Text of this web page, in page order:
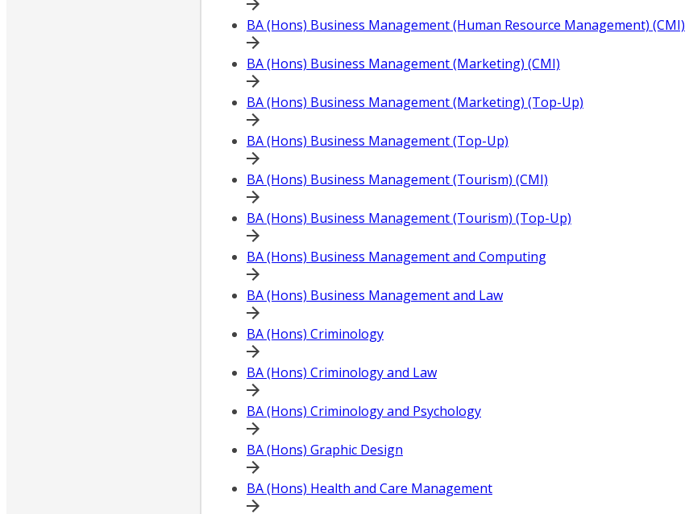
BA (Hons) Business Management (Human Resource Management) (CMI)
BA (Hons) Business Management (Marketing) (CMI)
BA (Hons) Business Management (Marketing) (Top-Up)
BA (Hons) Business Management (Top-Up)
BA (Hons) Business Management (Tourism) (CMI)
BA (Hons) Business Management (Tourism) (Top-Up)
BA (Hons) Business Management and Computing
BA (Hons) Business Management and Law
BA (Hons) Criminology
BA (Hons) Criminology and Law
BA (Hons) Criminology and Psychology
BA (Hons) Graphic Design
BA (Hons) Health and Care Management